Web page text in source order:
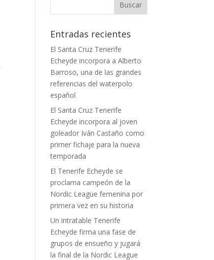
Entradas recientes
El Santa Cruz Tenerife
Echeyde incorpora a Alberto
Barroso, una de las grandes
referencias del waterpolo
español
El Santa Cruz Tenerife
Echeyde incorpora al joven
goleador Iván Castaño como
primer fichaje para la nueva
temporada
El Tenerife Echeyde se
proclama campeón de la
Nordic League femenina por
primera vez en su historia
Un intratable Tenerife
Echeyde firma una fase de
grupos de ensueño y jugará
la final de la Nordic League